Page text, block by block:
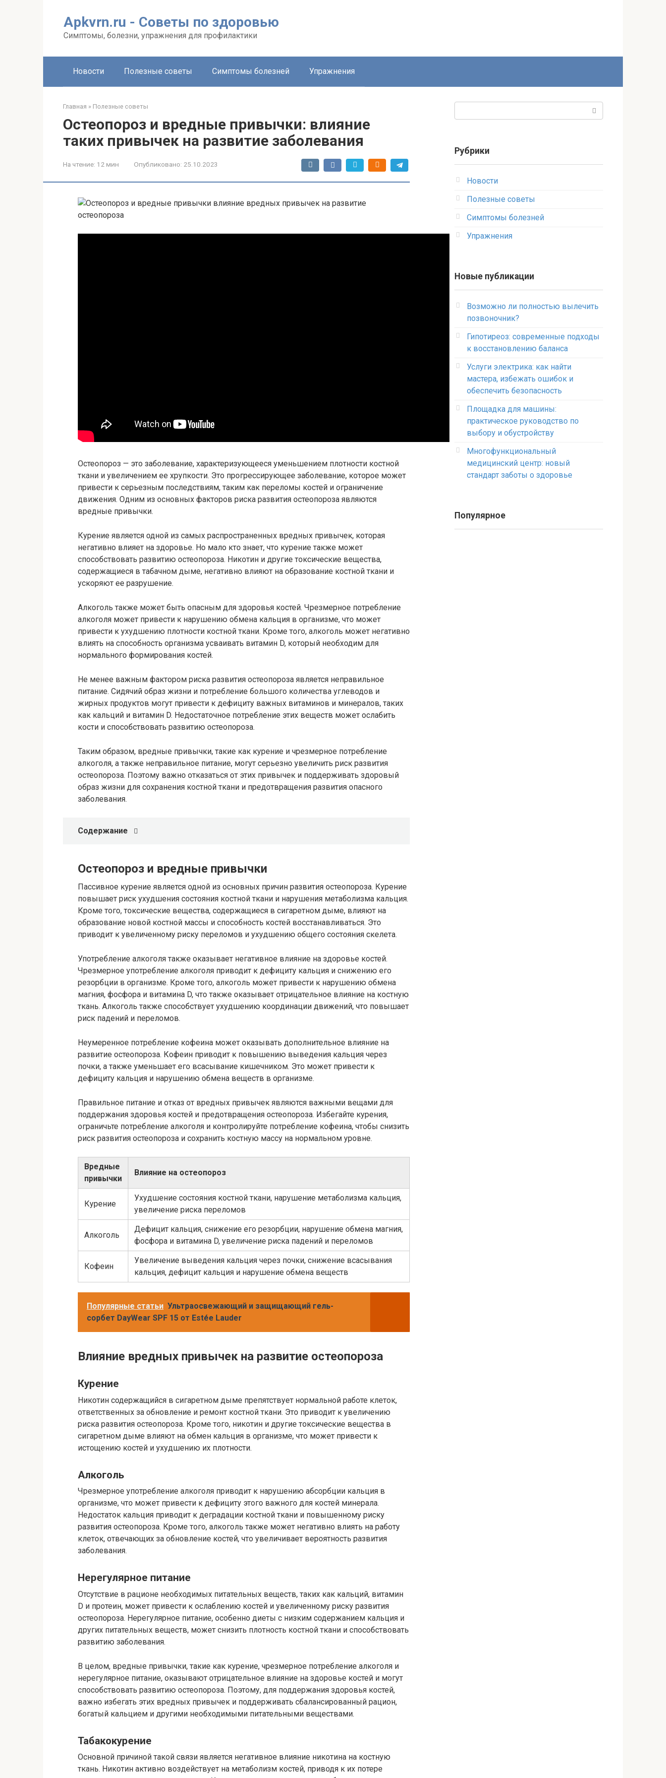
Apkvrn.ru - Советы по здоровью
Симптомы, болезни, упражнения для профилактики
Новости Полезные советы Симптомы болезней Упражнения
Главная » Полезные советы
Остеопороз и вредные привычки: влияние
таких привычек на развитие заболевания
На чтение: 12 мин Опубликовано: 25.10.2023
Остеопороз — это заболевание, характеризующееся уменьшением плотности костной
ткани и увеличением ее хрупкости. Это прогрессирующее заболевание, которое может
привести к серьезным последствиям, таким как переломы костей и ограничение
движения. Одним из основных факторов риска развития остеопороза являются
вредные привычки.
Курение является одной из самых распространенных вредных привычек, которая
негативно влияет на здоровье. Но мало кто знает, что курение также может
способствовать развитию остеопороза. Никотин и другие токсические вещества,
содержащиеся в табачном дыме, негативно влияют на образование костной ткани и
ускоряют ее разрушение.
Алкоголь также может быть опасным для здоровья костей. Чрезмерное потребление
алкоголя может привести к нарушению обмена кальция в организме, что может
привести к ухудшению плотности костной ткани. Кроме того, алкоголь может негативно
влиять на способность организма усваивать витамин D, который необходим для
нормального формирования костей.
Не менее важным фактором риска развития остеопороза является неправильное
питание. Сидячий образ жизни и потребление большого количества углеводов и
жирных продуктов могут привести к дефициту важных витаминов и минералов, таких
как кальций и витамин D. Недостаточное потребление этих веществ может ослабить
кости и способствовать развитию остеопороза.
Таким образом, вредные привычки, такие как курение и чрезмерное потребление
алкоголя, а также неправильное питание, могут серьезно увеличить риск развития
остеопороза. Поэтому важно отказаться от этих привычек и поддерживать здоровый
образ жизни для сохранения костной ткани и предотвращения развития опасного
заболевания.
Содержание
Остеопороз и вредные привычки
Пассивное курение является одной из основных причин развития остеопороза. Курение
повышает риск ухудшения состояния костной ткани и нарушения метаболизма кальция.
Кроме того, токсические вещества, содержащиеся в сигаретном дыме, влияют на
образование новой костной массы и способность костей восстанавливаться. Это
приводит к увеличенному риску переломов и ухудшению общего состояния скелета.
Употребление алкоголя также оказывает негативное влияние на здоровье костей.
Чрезмерное употребление алкоголя приводит к дефициту кальция и снижению его
резорбции в организме. Кроме того, алкоголь может привести к нарушению обмена
магния, фосфора и витамина D, что также оказывает отрицательное влияние на костную
ткань. Алкоголь также способствует ухудшению координации движений, что повышает
риск падений и переломов.
Неумеренное потребление кофеина может оказывать дополнительное влияние на
развитие остеопороза. Кофеин приводит к повышению выведения кальция через
почки, а также уменьшает его всасывание кишечником. Это может привести к
дефициту кальция и нарушению обмена веществ в организме.
Правильное питание и отказ от вредных привычек являются важными вещами для
поддержания здоровья костей и предотвращения остеопороза. Избегайте курения,
ограничьте потребление алкоголя и контролируйте потребление кофеина, чтобы снизить
риск развития остеопороза и сохранить костную массу на нормальном уровне.
Вредные
привычки
Влияние на остеопороз
Курение
Ухудшение состояния костной ткани, нарушение метаболизма кальция,
увеличение риска переломов
Алкоголь
Дефицит кальция, снижение его резорбции, нарушение обмена магния,
фосфора и витамина D, увеличение риска падений и переломов
Кофеин
Увеличение выведения кальция через почки, снижение всасывания
кальция, дефицит кальция и нарушение обмена веществ
Популярные статьи Ультраосвежающий и защищающий гель-
сорбет DayWear SPF 15 от Estée Lauder
Влияние вредных привычек на развитие остеопороза
Курение
Никотин содержащийся в сигаретном дыме препятствует нормальной работе клеток,
ответственных за обновление и ремонт костной ткани. Это приводит к увеличению
риска развития остеопороза. Кроме того, никотин и другие токсические вещества в
сигаретном дыме влияют на обмен кальция в организме, что может привести к
истощению костей и ухудшению их плотности.
Алкоголь
Чрезмерное употребление алкоголя приводит к нарушению абсорбции кальция в
организме, что может привести к дефициту этого важного для костей минерала.
Недостаток кальция приводит к деградации костной ткани и повышенному риску
развития остеопороза. Кроме того, алкоголь также может негативно влиять на работу
клеток, отвечающих за обновление костей, что увеличивает вероятность развития
заболевания.
Нерегулярное питание
Отсутствие в рационе необходимых питательных веществ, таких как кальций, витамин
D и протеин, может привести к ослаблению костей и увеличенному риску развития
остеопороза. Нерегулярное питание, особенно диеты с низким содержанием кальция и
других питательных веществ, может снизить плотность костной ткани и способствовать
развитию заболевания.
В целом, вредные привычки, такие как курение, чрезмерное потребление алкоголя и
нерегулярное питание, оказывают отрицательное влияние на здоровье костей и могут
способствовать развитию остеопороза. Поэтому, для поддержания здоровья костей,
важно избегать этих вредных привычек и поддерживать сбалансированный рацион,
богатый кальцием и другими необходимыми питательными веществами.
Табакокурение
Основной причиной такой связи является негативное влияние никотина на костную
ткань. Никотин активно воздействует на метаболизм костей, приводя к их потере
Рубрики
Новости
Полезные советы
Симптомы болезней
Упражнения
Новые публикации
Возможно ли полностью вылечить
позвоночник?
Гипотиреоз: современные подходы
к восстановлению баланса
Услуги электрика: как найти
мастера, избежать ошибок и
обеспечить безопасность
Площадка для машины:
практическое руководство по
выбору и обустройству
Многофункциональный
медицинский центр: новый
стандарт заботы о здоровье
Популярное